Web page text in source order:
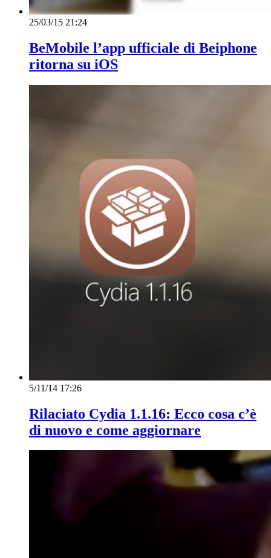
25/03/15 21:24
BeMobile l’app ufficiale di Beiphone
ritorna su iOS
5/11/14 17:26
Rilaciato Cydia 1.1.16: Ecco cosa c’è
di nuovo e come aggiornare